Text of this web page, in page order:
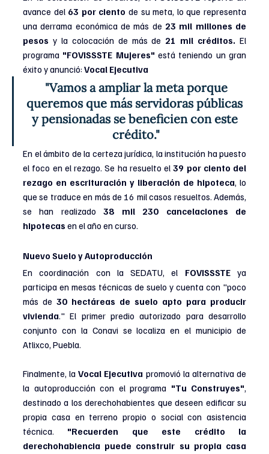
avance del 63 por ciento de su meta, lo que representa
una derrama económica de más de 23 mil millones de
pesos y la colocación de más de 21 mil créditos. El
programa "FOVISSSTE Mujeres" está teniendo un gran
éxito y anunció: Vocal Ejecutiva
queremos que más servidoras públicas
y pensionadas se beneficien con este
crédito."
En el ámbito de la certeza jurídica, la institución ha puesto
el foco en el rezago. Se ha resuelto el 39 por ciento del
rezago en escrituración y liberación de hipoteca , lo
que se traduce en más de 16 mil casos resueltos. Además,
se han realizado 38 mil 230 cancelaciones de
hipotecas en el año en curso.
Nuevo Suelo y Autoproducción
En coordinación con la SEDATU, el FOVISSSTE ya
participa en mesas técnicas de suelo y cuenta con "poco
más de 30 hectáreas de suelo apto para producir
vivienda ." El primer predio autorizado para desarrollo
conjunto con la Conavi se localiza en el municipio de
Atlixco, Puebla.
Finalmente, la Vocal Ejecutiva promovió la alternativa de
la autoproducción con el programa "Tu Construyes"
destinado a los derechohabientes que deseen edificar su
propia casa en terreno propio o social con asistencia
técnica. "Recuerden que este crédito la
derechohabiencia puede construir su propia casa